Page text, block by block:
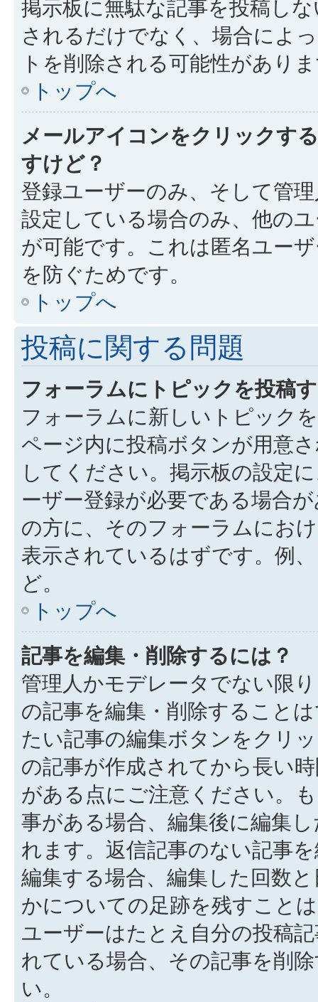
掲示板に無駄な記事を投稿し
されるだけでなく、場合によ
トを削除される可能性があり
トップへ
メールアイコンをクリックす
すけど？
登録ユーザーのみ、そして管
設定している場合のみ、他の
が可能です。これは匿名ユー
を防ぐためです。
トップへ
投稿に関する問題
フォーラムにトピックを投稿
フォーラムに新しいトピック
ページ内に投稿ボタンが用意
してください。掲示板の設定
ーザー登録が必要である場合
の方に、そのフォーラムにお
表示されているはずです。例
ど。
トップへ
記事を編集・削除するには？
管理人かモデレータでない限
の記事を編集・削除すること
たい記事の編集ボタンをクリ
の記事が作成されてから長い
がある点にご注意ください。
事がある場合、編集後に編集
れます。返信記事のない記事
編集する場合、編集した回数
かについての足跡を残すこと
ユーザーはたとえ自分の投稿
れている場合、その記事を削
い。